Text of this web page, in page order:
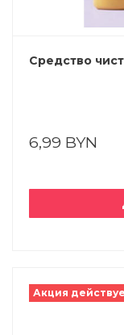
Средство
6,99 BYN
Акция